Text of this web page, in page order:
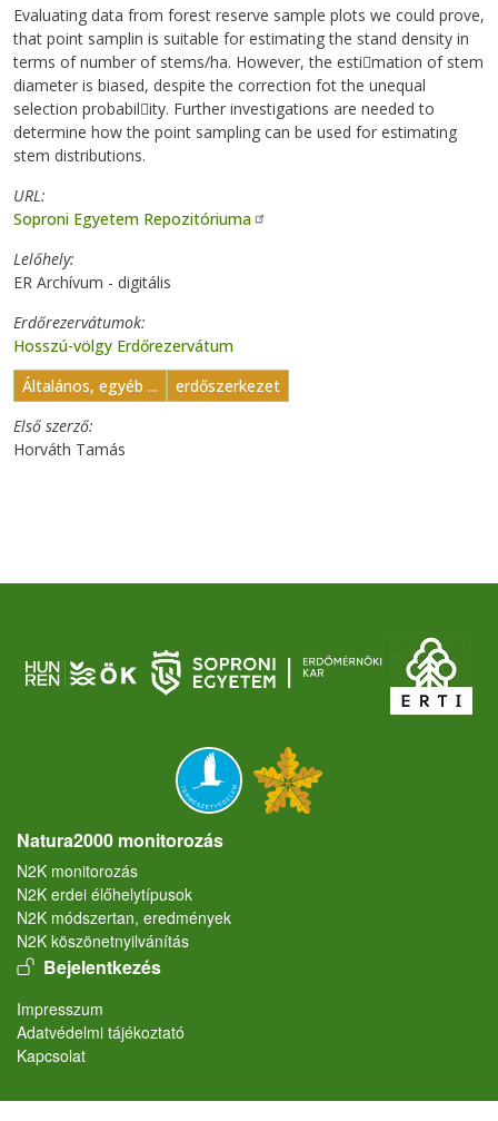
Evaluating data from forest reserve sample plots we could prove,
that point samplin is suitable for estimating the stand density in
terms of number of stems/ha. However, the esti￾mation of stem
diameter is biased, despite the correction fot the unequal
selection probabil￾ity. Further investigations are needed to
determine how the point sampling can be used for estimating
stem distributions.
URL
Soproni Egyetem Repozitóriuma
Lelőhely
ER Archívum - digitális
Erdőrezervátumok
Hosszú-völgy Erdőrezervátum
Általános, egyéb ...
erdőszerkezet
Első szerző
Horváth Tamás
Natura2000 monitorozás
N2K monitorozás
N2K erdei élőhelytípusok
N2K módszertan, eredmények
N2K köszönetnyilvánítás
User account menu
Bejelentkezés
Lábléc
Impresszum
Adatvédelmi tájékoztató
Kapcsolat